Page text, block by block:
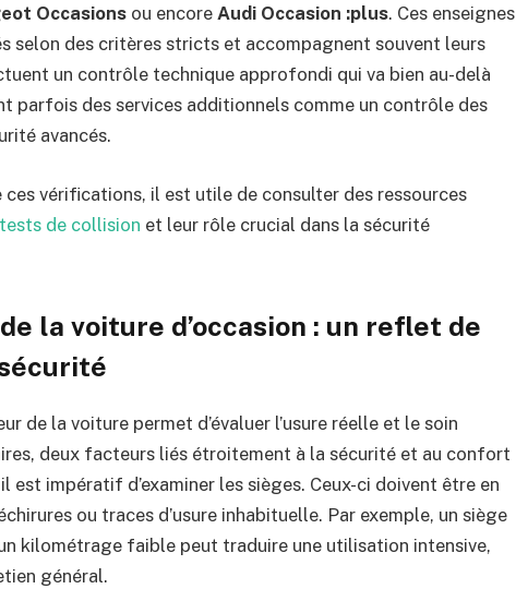
Occasions ou encore Audi Occasion :plus. Ces enseignes
selon des critères stricts et accompagnent souvent leurs
un contrôle technique approfondi qui va bien au-delà
parfois des services additionnels comme un contrôle des
avancés.
ces vérifications, il est utile de consulter des ressources
tests de collision et leur rôle crucial dans la sécurité
la voiture d’occasion : un reflet de
de la voiture permet d’évaluer l’usure réelle et le soin
deux facteurs liés étroitement à la sécurité et au confort
est impératif d’examiner les sièges. Ceux-ci doivent être en
ou traces d’usure inhabituelle. Par exemple, un siège
kilométrage faible peut traduire une utilisation intensive,
général.